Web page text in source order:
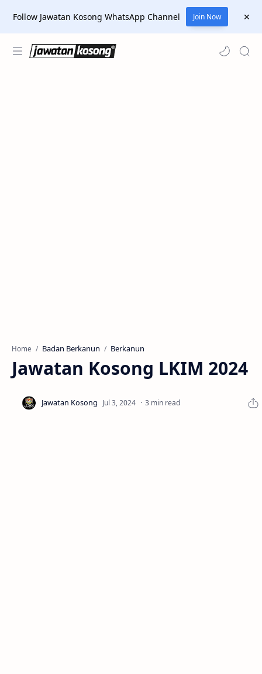
Follow Jawatan Kosong WhatsApp Channel Join Now
Home Badan Berkanun Berkanun
Jawatan Kosong LKIM 2024
3 min read